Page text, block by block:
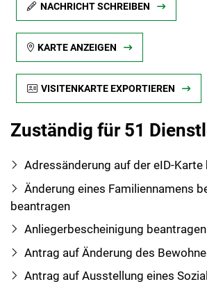
NACHRICHT SCHREIBEN
KARTE ANZEIGEN
VISITENKARTE EXPORTIEREN
Zuständig für 51
Adressänderung auf der eID-Karte
Änderung eines Familiennamens
beantragen
Anliegerbescheinigung beantragen
Antrag auf Änderung des
Antrag auf Ausstellung eines